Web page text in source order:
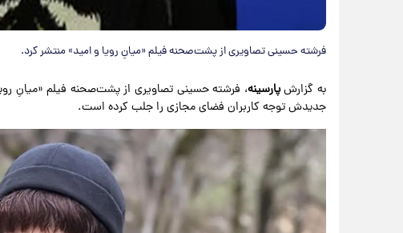
فرشته حسینی تصاویری از پشت‌صحنه فیلم «میانِ رویا و امید» منتشر کرد.
به گزارشپارسینه، فرشته حسینی تصاویری از پشت‌صحنه فیلم «میانِ
جدیدش توجه کاربران فضای مجازی را جلب کرده است.